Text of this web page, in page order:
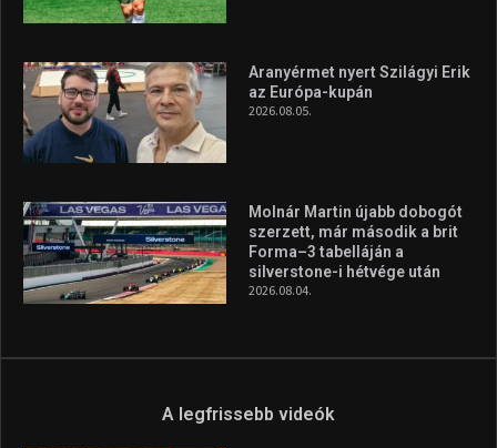
Aranyérmet nyert Szilágyi Erik
az Európa-kupán
2026.08.05.
Molnár Martin újabb dobogót
szerzett, már második a brit
Forma–3 tabelláján a
silverstone-i hétvége után
2026.08.04.
A legfrissebb videók